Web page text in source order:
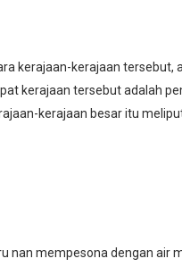
kerajaan-kerajaan tersebut,
kerajaan tersebut adalah
kerajaan besar itu
nan mempesona dengan air